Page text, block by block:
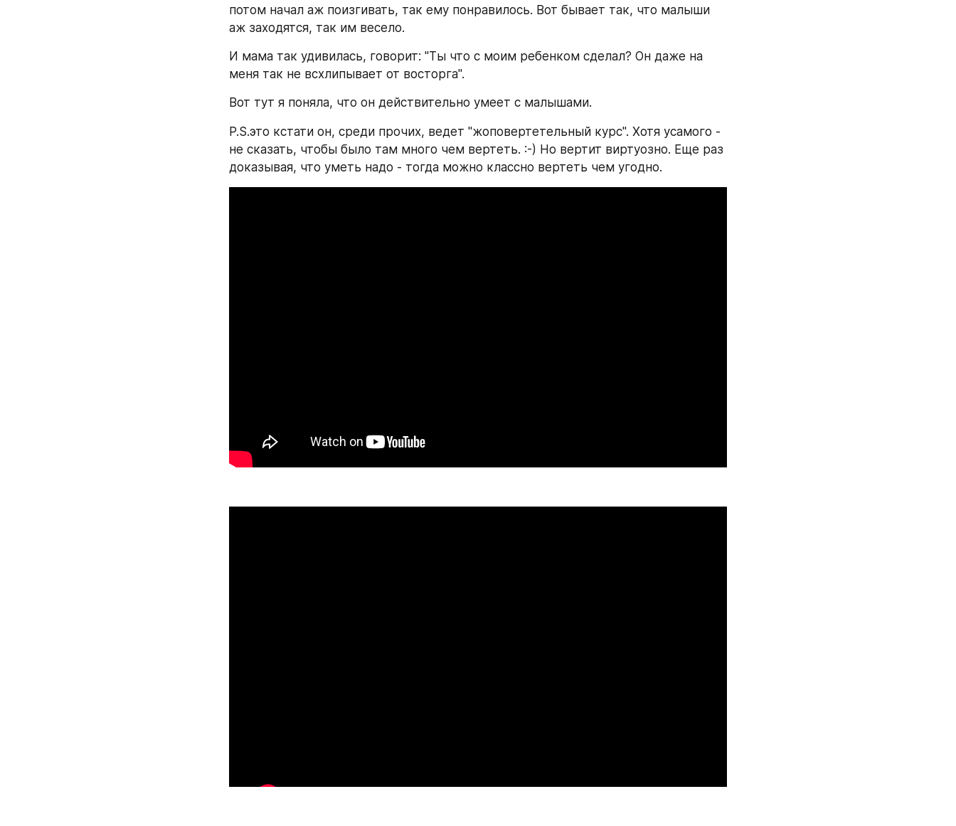
потом начал аж поизгивать, так ему понравилось. Вот бывает так, что малыши
аж заходятся, так им весело.
И мама так удивилась, говорит: "Ты что с моим ребенком сделал? Он даже на
меня так не всхлипывает от восторга".
Вот тут я поняла, что он действительно умеет с малышами.
P.S.это кстати он, среди прочих, ведет "жоповертетельный курс". Хотя усамого -
не сказать, чтобы было там много чем вертеть. :-) Но вертит виртуозно. Еще раз
доказывая, что уметь надо - тогда можно классно вертеть чем угодно.